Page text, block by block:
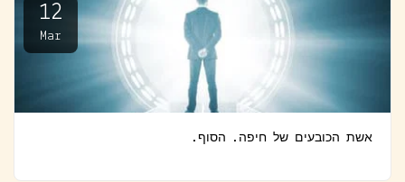
12
Mar
אשת הכובעים של חיפה. הסוף.